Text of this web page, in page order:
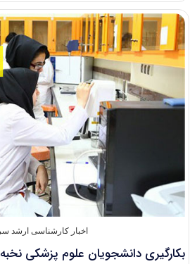
نهایی
آزمون
اختصاصی
کارشناسی
ارشد
واحدهای
بین‌الملل
دانشگاه
آزاد
اخبار کارشناسی ارشد
بکارگیری دانشجویان علوم پزشکی